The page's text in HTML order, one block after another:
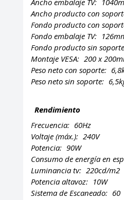
Ancho producto con
Fondo producto con
Fondo embalaje TV:
Fondo producto sin
Montaje VESA: 200 x
Peso neto con soporte:
Peso neto sin soporte:
Rendimiento
Frecuencia: 60Hz
Voltaje (máx.): 240V
Potencia: 90W
Consumo de energía en
Luminancia tv: 220cd/m2
Potencia altavoz: 10W
Sistema de Escaneado: 60